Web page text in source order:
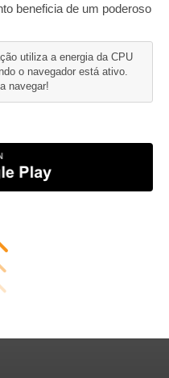
beneficia de um poderoso
utiliza a energia da CPU
o navegador está ativo.
navegar!